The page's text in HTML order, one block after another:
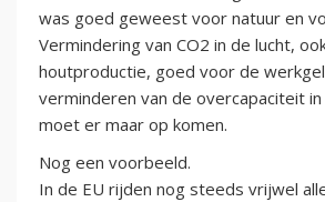
was goed geweest voor natuur en
Vermindering van CO2 in de lucht,
houtproductie, goed voor de
verminderen van de overcapaciteit in
moet er maar op komen.
Nog een voorbeeld.
In de EU rijden nog steeds vrijwel